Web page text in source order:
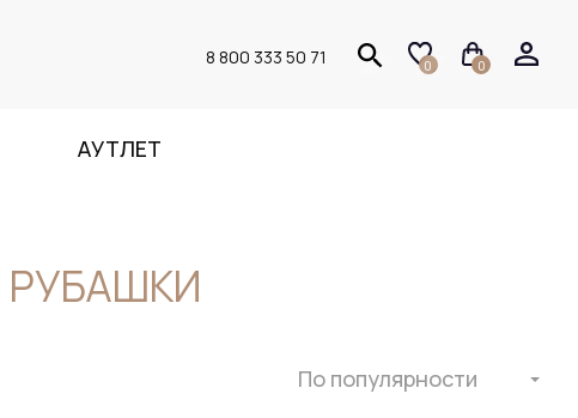
8 800 333 50 71 0 0
АУТЛЕТ
По популярности